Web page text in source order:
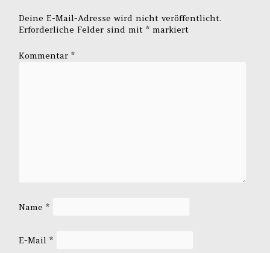
Deine E-Mail-Adresse wird nicht veröffentlicht.
Erforderliche Felder sind mit* markiert
Kommentar*
Name*
E-Mail*